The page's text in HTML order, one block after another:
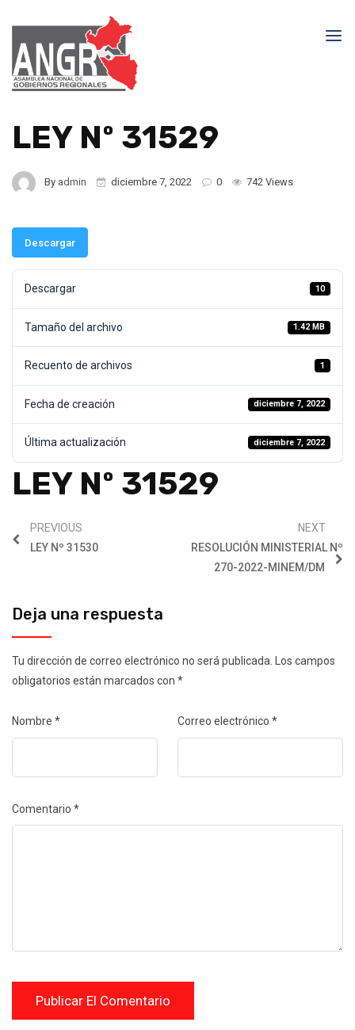
LEY Nº 31529
By admin diciembre 7, 2022 0 742 Views
Descargar
Descargar 10
Tamaño del archivo 1.42 MB
Recuento de archivos 1
Fecha de creación diciembre 7, 2022
Última actualización diciembre 7, 2022
LEY Nº 31529
PREVIOUS
LEY Nº 31530
NEXT
RESOLUCIÓN MINISTERIAL Nº
270-2022-MINEM/DM
Deja una respuesta
Tu dirección de correo electrónico no será publicada.
Los campos
obligatorios están marcados con *
Nombre * Correo electrónico *
Comentario *